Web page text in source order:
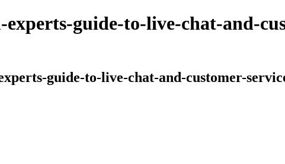
guide-to-live-chat-and-
guide-to-live-chat-and-customer-